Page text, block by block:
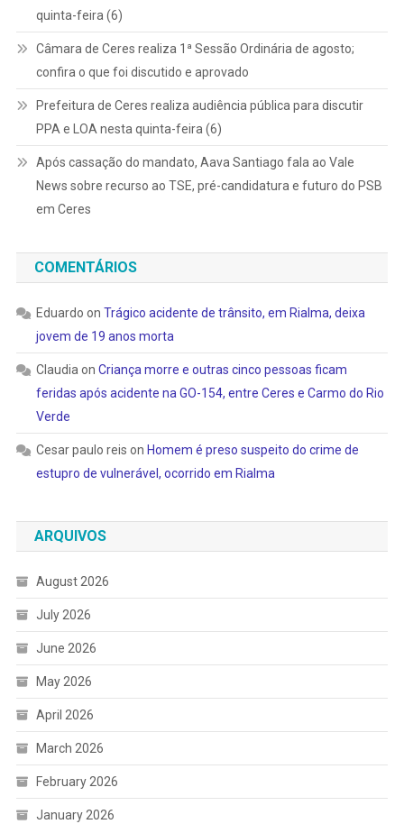
quinta-feira (6)
Câmara de Ceres realiza 1ª Sessão Ordinária de agosto;
confira o que foi discutido e aprovado
Prefeitura de Ceres realiza audiência pública para discutir
PPA e LOA nesta quinta-feira (6)
Após cassação do mandato, Aava Santiago fala ao Vale
News sobre recurso ao TSE, pré-candidatura e futuro do PSB
em Ceres
COMENTÁRIOS
Eduardo on Trágico acidente de trânsito, em Rialma, deixa
jovem de 19 anos morta
Claudia on Criança morre e outras cinco pessoas ficam
feridas após acidente na GO-154, entre Ceres e Carmo do Rio
Verde
Cesar paulo reis on Homem é preso suspeito do crime de
estupro de vulnerável, ocorrido em Rialma
ARQUIVOS
August 2026
July 2026
June 2026
May 2026
April 2026
March 2026
February 2026
January 2026